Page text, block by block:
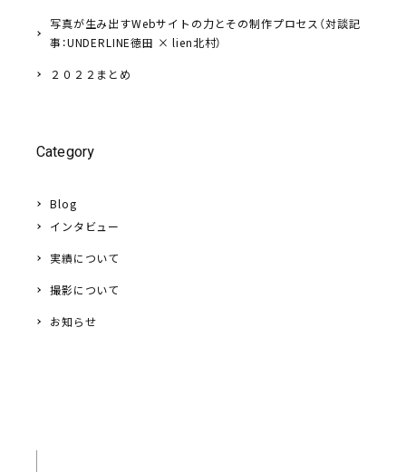
写真が生み出すWebサイトの力とその制作プロセス（対談記
事：UNDERLINE徳田 × lien北村）
２０２２まとめ
Category
Blog
インタビュー
実績について
撮影について
お知らせ